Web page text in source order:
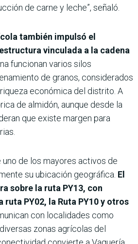
de carne y leche”, señaló.
también impulsó el
vinculada a la cadena
funcionan varios silos
de granos, considerados
económica del distrito. A
de almidón, aunque desde la
que existe margen para
de los mayores activos de
su ubicación geográfica. El
sobre la ruta PY13, con
ruta PY02, la Ruta PY10 y otros
con localidades como
zonas agrícolas del